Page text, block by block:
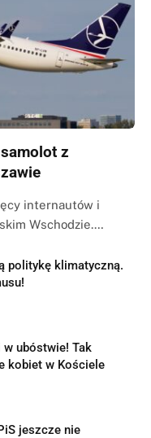
z
internautów i
Wschodzie.…
politykę klimatyczną.
ubóstwie! Tak
kobiet w Kościele
jeszcze nie